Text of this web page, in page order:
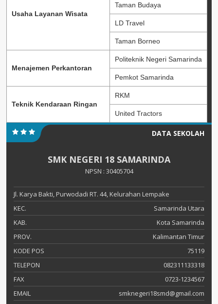
Usaha Layanan Wisata
Taman Budaya
LD Travel
Taman Borneo
Menajemen Perkantoran
Politeknik Negeri Samarinda
Pemkot Samarinda
Teknik Kendaraan Ringan
RKM
United Tractors
DATA SEKOLAH
SMK NEGERI 18 SAMARINDA
NPSN : 30405704
Jl. Karya Bakti, Purwodadi RT. 44, Kelurahan Lempake
KEC.
Samarinda Utara
KAB.
Kota Samarinda
PROV.
Kalimantan Timur
KODE POS
75119
TELEPON
082311133318
FAX
0723-1234567
EMAIL
smknegeri18smd@gmail.com